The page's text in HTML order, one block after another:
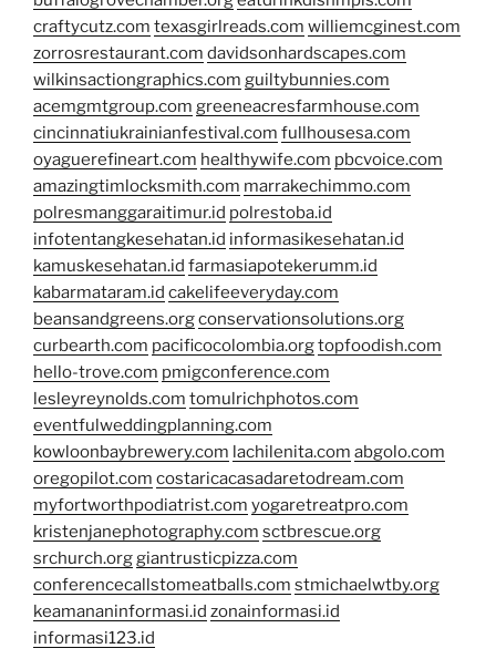
craftycutz.com texasgirlreads.com williemcginest.com
zorrosrestaurant.com davidsonhardscapes.com
wilkinsactiongraphics.com guiltybunnies.com
acemgmtgroup.com greeneacresfarmhouse.com
cincinnatiukrainianfestival.com fullhousesa.com
oyaguerefineart.com healthywife.com pbcvoice.com
amazingtimlocksmith.com marrakechimmo.com
polresmanggaraitimur.id polrestoba.id
infotentangkesehatan.id informasikesehatan.id
kamuskesehatan.id farmasiapotekerumm.id
kabarmataram.id cakelifeeveryday.com
beansandgreens.orgconservationsolutions.org
curbearth.com pacificocolombia.orgtopfoodish.com
hello-trove.com pmigconference.com
lesleyreynolds.com tomulrichphotos.com
eventfulweddingplanning.com
kowloonbaybrewery.com lachilenita.com abgolo.com
oregopilot.com costaricacasadaretodream.com
myfortworthpodiatrist.com yogaretreatpro.com
kristenjanephotography.com sctbrescue.org
srchurch.orggiantrusticpizza.com
conferencecallstomeatballs.com stmichaelwtby.org
keamananinformasi.id zonainformasi.id
informasi123.id